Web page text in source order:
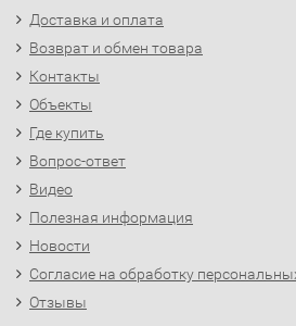
Доставка и оплата
Возврат и обмен товара
Контакты
Объекты
Где купить
Вопрос-ответ
Видео
Полезная информация
Новости
Согласие на обработку
Отзывы